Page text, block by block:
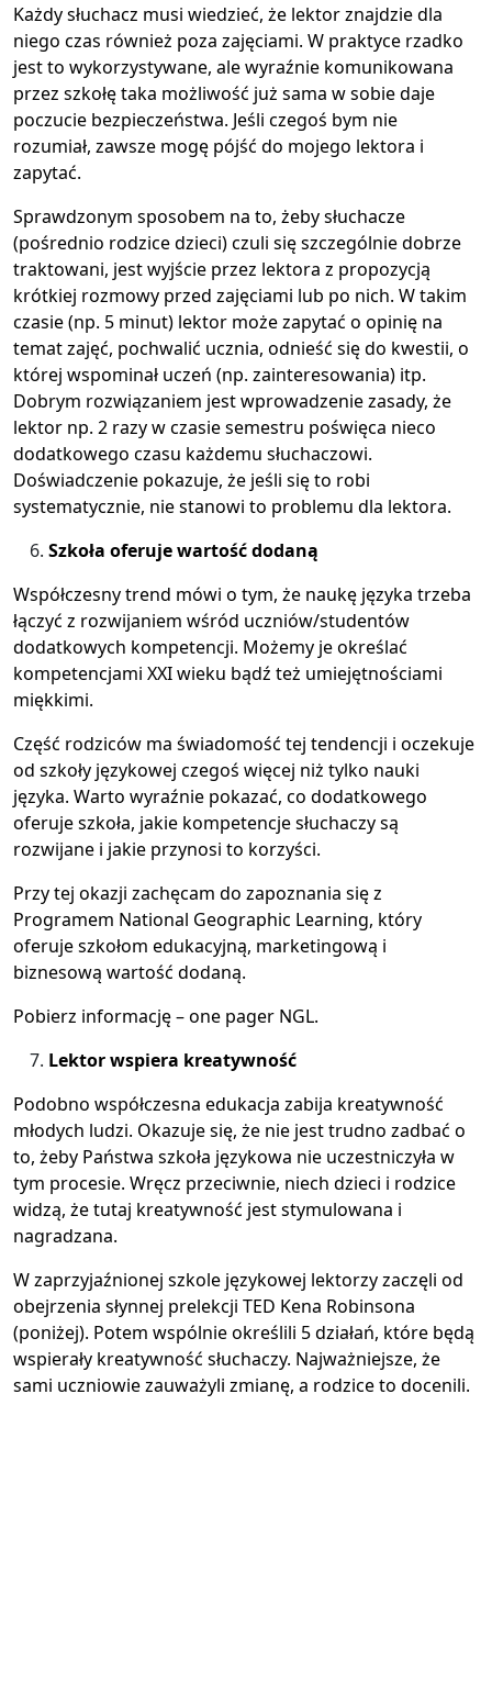
Każdy słuchacz musi wiedzieć, że lektor znajdzie dla
niego czas również poza zajęciami. W praktyce rzadko
jest to wykorzystywane, ale wyraźnie komunikowana
przez szkołę taka możliwość już sama w sobie daje
poczucie bezpieczeństwa. Jeśli czegoś bym nie
rozumiał, zawsze mogę pójść do mojego lektora i
zapytać.
Sprawdzonym sposobem na to, żeby słuchacze
(pośrednio rodzice dzieci) czuli się szczególnie dobrze
traktowani, jest wyjście przez lektora z propozycją
krótkiej rozmowy przed zajęciami lub po nich. W takim
czasie (np. 5 minut) lektor może zapytać o opinię na
temat zajęć, pochwalić ucznia, odnieść się do kwestii, o
której wspominał uczeń (np. zainteresowania) itp.
Dobrym rozwiązaniem jest wprowadzenie zasady, że
lektor np. 2 razy w czasie semestru poświęca nieco
dodatkowego czasu każdemu słuchaczowi.
Doświadczenie pokazuje, że jeśli się to robi
systematycznie, nie stanowi to problemu dla lektora.
Szkoła oferuje wartość dodaną
Współczesny trend mówi o tym, że naukę języka trzeba
łączyć z rozwijaniem wśród uczniów/studentów
dodatkowych kompetencji. Możemy je określać
kompetencjami XXI wieku bądź też umiejętnościami
miękkimi.
Część rodziców ma świadomość tej tendencji i oczekuje
od szkoły językowej czegoś więcej niż tylko nauki
języka. Warto wyraźnie pokazać, co dodatkowego
oferuje szkoła, jakie kompetencje słuchaczy są
rozwijane i jakie przynosi to korzyści.
Przy tej okazji zachęcam do zapoznania się z
Programem National Geographic Learning, który
oferuje szkołom edukacyjną, marketingową i
biznesową wartość dodaną.
Pobierz informację – one pager NGL.
Lektor wspiera kreatywność
Podobno współczesna edukacja zabija kreatywność
młodych ludzi. Okazuje się, że nie jest trudno zadbać o
to, żeby Państwa szkoła językowa nie uczestniczyła w
tym procesie. Wręcz przeciwnie, niech dzieci i rodzice
widzą, że tutaj kreatywność jest stymulowana i
nagradzana.
W zaprzyjaźnionej szkole językowej lektorzy zaczęli od
obejrzenia słynnej prelekcji TED Kena Robinsona
(poniżej). Potem wspólnie określili 5 działań, które będą
wspierały kreatywność słuchaczy. Najważniejsze, że
sami uczniowie zauważyli zmianę, a rodzice to docenili.